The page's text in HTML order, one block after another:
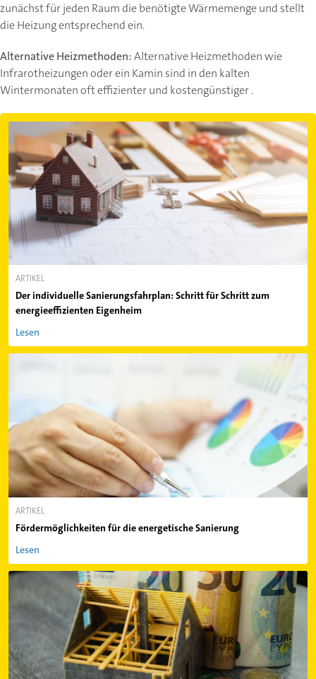
zunächst für jeden Raum die benötigte Wärmemenge und stellt
die Heizung entsprechend ein.
Alternative Heizmethoden:Alternative Heizmethoden wie
Infrarotheizungen oder ein Kamin sind in den kalten
Wintermonaten oft effizienter und kostengünstiger .
ARTIKEL
Der individuelle Sanierungsfahrplan: Schritt für Schritt zum
energieeffizienten Eigenheim
Lesen
ARTIKEL
Fördermöglichkeiten für die energetische Sanierung
Lesen